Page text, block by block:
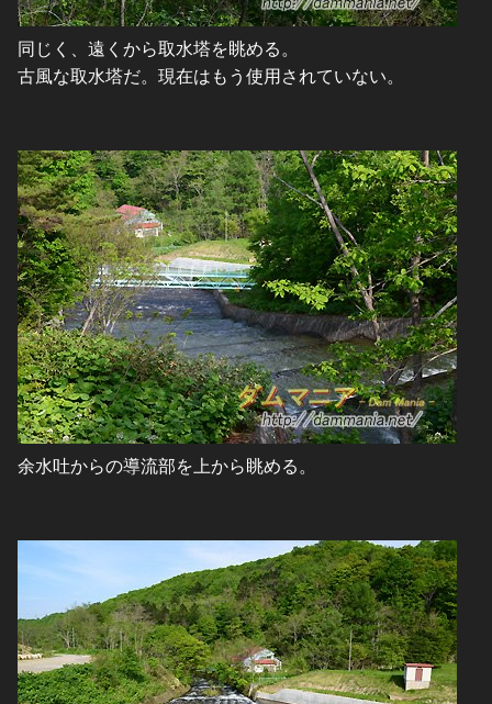
同じく、遠くから取水塔を眺める。
古風な取水塔だ。現在はもう使用されていない。
余水吐からの導流部を上から眺める。